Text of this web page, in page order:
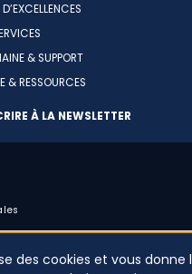
& SUPPORT
& RESSOURCES
À LA NEWSLETTER
partiellement conforme
des cookies et vous donne